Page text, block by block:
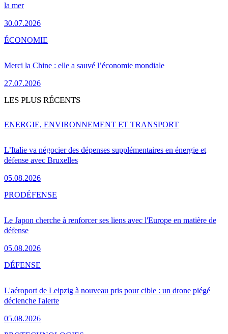
la mer
30.07.2026
Merci la Chine : elle a sauvé l’économie mondiale
27.07.2026
ÉCONOMIE
LES PLUS RÉCENTS
L’Italie va négocier des dépenses supplémentaires en énergie et
défense avec Bruxelles
05.08.2026
ENERGIE, ENVIRONNEMENT ET TRANSPORT
Le Japon cherche à renforcer ses liens avec l'Europe en matière de
défense
05.08.2026
PRODÉFENSE
L'aéroport de Leipzig à nouveau pris pour cible : un drone piégé
déclenche l'alerte
05.08.2026
DÉFENSE